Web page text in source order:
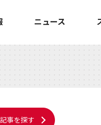
ニュース
事を探す